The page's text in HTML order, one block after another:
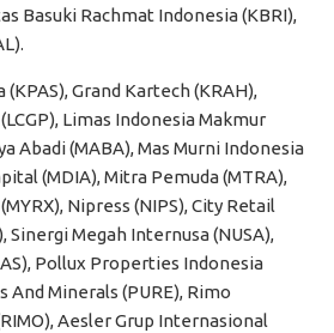
Basuki Rachmat Indonesia (KBRI),
Grand Kartech (KRAH),
Limas Indonesia Makmur
Abadi (MABA), Mas Murni Indonesia
(MDIA), Mitra Pemuda (MTRA),
Nipress (NIPS), City Retail
Sinergi Megah Internusa (NUSA),
Pollux Properties Indonesia
And Minerals (PURE), Rimo
Aesler Grup Internasional